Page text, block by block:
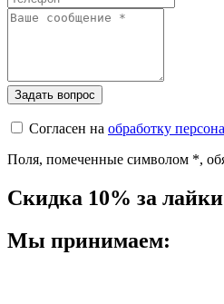
Согласен на обработку
Поля, помеченные символом *,
Скидка 10% за лайки
Мы принимаем: